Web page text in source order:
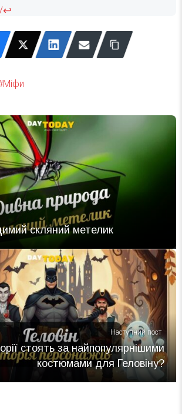
↩
Міфи
скляний метелик
Наступний пост
стоять за найпопулярнішими
костюмами для Геловіну?